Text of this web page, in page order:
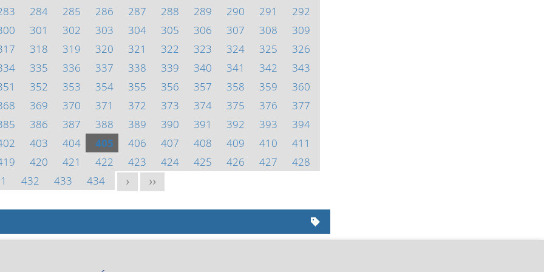
284 285 286 287 288 289 290 291
292
301 302 303 304 305 306 307 308
309
318 319 320 321 322 323 324 325
326
335 336 337 338 339 340 341 342
343
352 353 354 355 356 357 358 359
360
369 370 371 372 373 374 375 376
377
386 387 388 389 390 391 392 393
394
403 404 405 406 407 408 409 410
411
420 421 422 423 424 425 426 427
428
432 433 434 > >>